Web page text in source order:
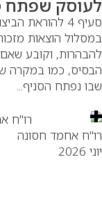
שפתח
וקובע שאם
כמו במקרה
נפתח הסניף...
אחמד חסונה